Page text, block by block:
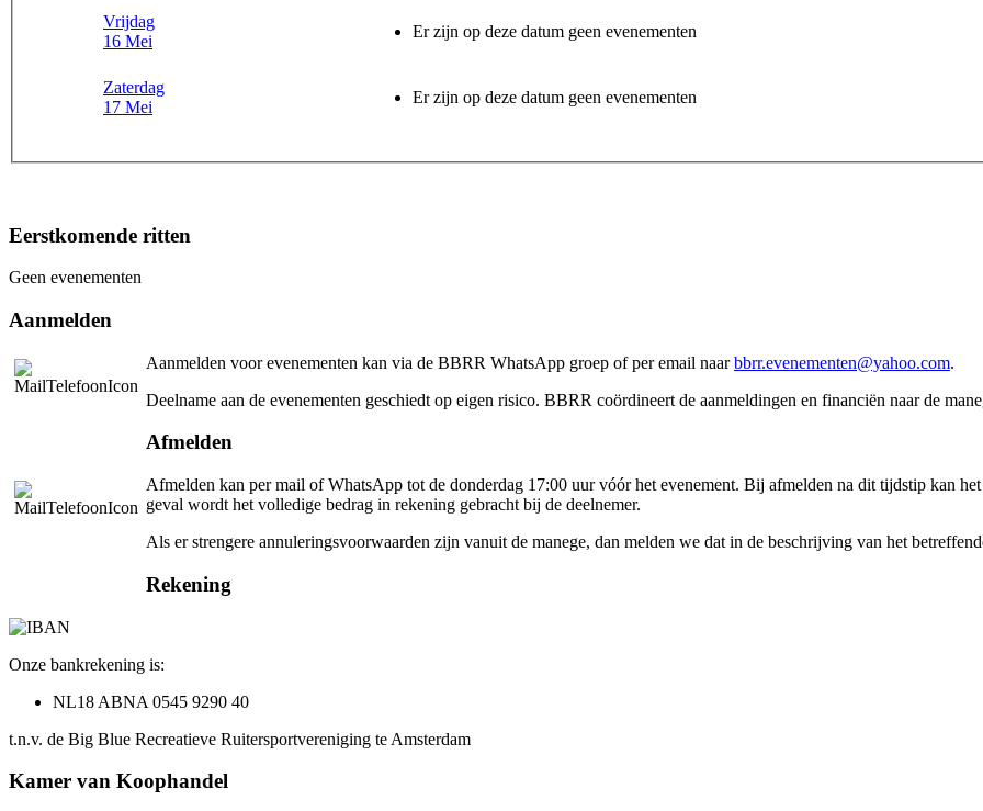
Vrijdag
16 Mei
Er zijn op deze datum geen evenementen
Zaterdag
17 Mei
Er zijn op deze datum geen evenementen
Eerstkomende ritten
Geen evenementen
Aanmelden
Aanmelden voor evenementen kan via de BBRR WhatsApp groep of per email naarbbrr.evenementen@yahoo.com.
Deelname aan de evenementen geschiedt op eigen risico. BBRR coördineert de aanmeldingen en financiën naar de
Afmelden
Afmelden kan per mail of WhatsApp tot de donderdag 17:00 uur vóór het evenement. Bij afmelden na dit tijdstip kan
geval wordt het volledige bedrag in rekening gebracht bij de deelnemer.
Als er strengere annuleringsvoorwaarden zijn vanuit de manege, dan melden we dat in de beschrijving van het
Rekening
Onze bankrekening is:
NL18 ABNA 0545 9290 40
t.n.v. de Big Blue Recreatieve Ruitersportvereniging te Amsterdam
Kamer van Koophandel